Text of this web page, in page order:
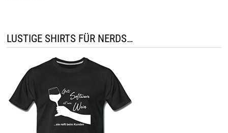
LUSTIGE SHIRTS FÜR NERDS…